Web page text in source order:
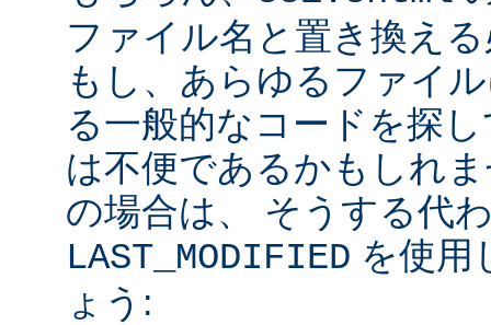
ファイル名と置き換え
もし、あらゆるファイ
る一般的なコードを探
は不便であるかもしれ
の場合は、 そうする代
LAST_MODIFIED を使用
ょう: